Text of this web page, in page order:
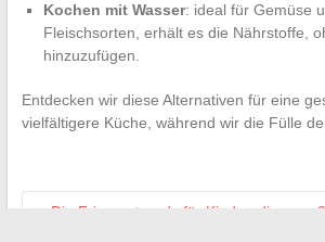
Kochen mit Wasser: ideal für Gemüse
Fleischsorten, erhält es die Nährstoffe,
hinzuzufügen.
Entdecken wir diese Alternativen für eine
vielfältigere Küche, während wir die Fülle
Die Frisurentrends für Kinder, die man